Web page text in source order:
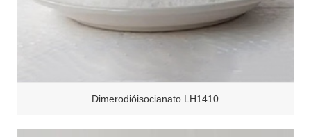
Dimerodióisocianato LH1410